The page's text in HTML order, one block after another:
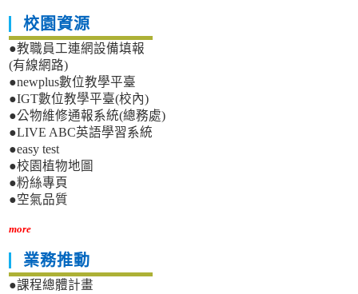
校園資源
●教職員工連網設備填報
(有線網路)
●newplus數位教學平臺
●IGT數位教學平臺(校內)
●公物維修通報系統(總務處)
●LIVE ABC英語學習系統
●easy test
●校園植物地圖
●粉絲專頁
●空氣品質
more
業務推動
●課程總體計畫